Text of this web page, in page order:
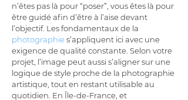
n’êtes pas là pour “poser”, vous êtes là pour
être guidé afin d’être à l’aise devant
l’objectif. Les fondamentaux de la
photographie s’appliquent ici avec une
exigence de qualité constante. Selon votre
projet, l’image peut aussi s’aligner sur une
logique de style proche de la photographie
artistique, tout en restant utilisable au
quotidien. En Île-de-France, et